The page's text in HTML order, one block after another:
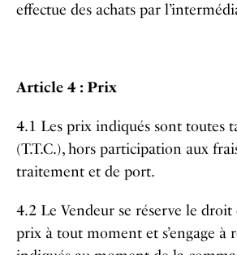
effectue des achats par
Article 4 : Prix
4.1 Les prix indiqués sont toutes
(T.T.C.), hors participation aux
traitement et de port.
4.2 Le Vendeur se réserve le
prix à tout moment et s’engage à